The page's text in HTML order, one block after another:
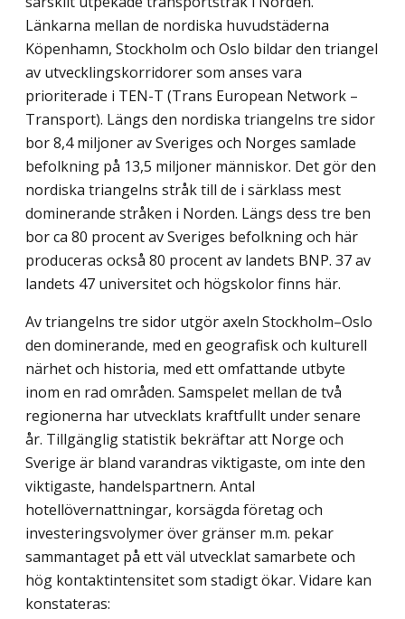
Länkarna mellan de nordiska huvudstäderna
Köpenhamn, Stockholm och Oslo bildar den triangel
av utvecklingskorridorer som anses vara
prioriterade i TEN-T (Trans European Network –
Transport). Längs den nordiska triangelns tre sidor
bor 8,4 miljoner av Sveriges och Norges samlade
befolkning på 13,5 miljoner människor. Det gör den
nordiska triangelns stråk till de i särklass mest
dominerande stråken i Norden. Längs dess tre ben
bor ca 80 procent av Sveriges befolkning och här
produceras också 80 procent av landets BNP. 37 av
landets 47 universitet och högskolor finns här.
Av triangelns tre sidor utgör axeln Stockholm–Oslo
den dominerande, med en geografisk och kulturell
närhet och historia, med ett omfattande utbyte
inom en rad områden. Samspelet mellan de två
regionerna har utvecklats kraftfullt under senare
år. Tillgänglig statistik bekräftar att Norge och
Sverige är bland varandras viktigaste, om inte den
viktigaste, handelspartnern. Antal
hotellövernattningar, korsägda företag och
investeringsvolymer över gränser m.m. pekar
sammantaget på ett väl utvecklat samarbete och
hög kontaktintensitet som stadigt ökar. Vidare kan
konstateras: